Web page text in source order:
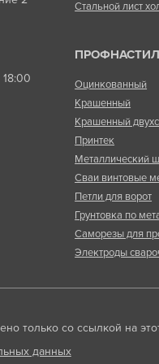
Стальной лист
ПРОФНАСТИЛ
Оцинкованный
Крашенный
Крашенный
Принтек
Металлический
Сваи винтовые
Петли для ворот
Грунтовка по
Саморезы для
Электроды
только со ссылкой на
данных